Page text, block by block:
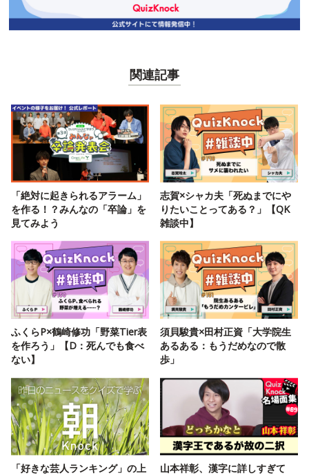
関連記事
「絶対に起きられるアラーム」
を作る！？みんなの「卒論」を
見てみよう
志賀×シャカ夫「死ぬまでにや
りたいことってある？」【QK
雑談中】
ふくらP×鶴崎修功「野菜Tier表
を作ろう」【D：死んでも食べ
ない】
須貝駿貴×田村正資「大学院生
あるある：もうだめなので散
歩」
「好きな芸人ランキング」の上
山本祥彰、漢字に詳しすぎて